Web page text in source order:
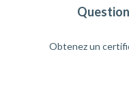
Obtenez un